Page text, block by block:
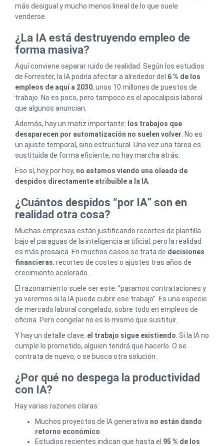
más desigual y mucho menos lineal de lo que suele
venderse.
¿La IA está destruyendo empleo de
forma masiva?
Aquí conviene separar ruido de realidad. Según los estudios
de Forrester, la IA podría afectar a alrededor del 6 % de los
empleos de aquí a 2030, unos 10 millones de puestos de
trabajo. No es poco, pero tampoco es el apocalipsis laboral
que algunos anuncian.
Además, hay un matiz importante: los trabajos que
desaparecen por automatización no suelen volver . No es
un ajuste temporal, sino estructural. Una vez una tarea es
sustituida de forma eficiente, no hay marcha atrás.
Eso sí, hoy por hoy, no estamos viendo una oleada de
despidos directamente atribuible a la IA
¿Cuántos despidos “por IA” son en
realidad otra cosa?
Muchas empresas están justificando recortes de plantilla
bajo el paraguas de la inteligencia artificial, pero la realidad
es más prosaica. En muchos casos se trata de decisiones
financieras, recortes de costes o ajustes tras años de
crecimiento acelerado.
El razonamiento suele ser este: “paramos contrataciones y
ya veremos si la IA puede cubrir ese trabajo”. Es una especie
de mercado laboral congelado, sobre todo en empleos de
oficina. Pero congelar no es lo mismo que sustituir.
Y hay un detalle clave: el trabajo sigue existiendo . Si la IA no
cumple lo prometido, alguien tendrá que hacerlo. O se
contrata de nuevo, o se busca otra solución.
¿Por qué no despega la productividad
con IA?
Hay varias razones claras:
Muchos proyectos de IA generativa no están dando
retorno económico
Estudios recientes indican que hasta el 95 % de los